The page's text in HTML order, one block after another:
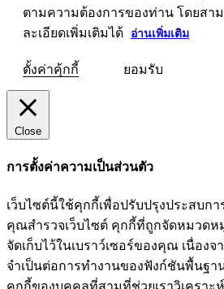
ตามความต้องการของท่าน โดยสา
ละเอียดเพิ่มเติมได้
อ่านเพิ่มเติม
ตั้งค่าคุ้กกี้ ยอมรับ
Close
การตั้งค่าความเป็นส่วนตัว
เว็บไซต์นี้ใช้คุกกี้เพื่อปรับปรุงประสบ
คุณสำรวจเว็บไซต์ คุกกี้ที่ถูกจัดหมวดห
จัดเก็บไว้ในเบราว์เซอร์ของคุณ เนื่อง
จำเป็นต่อการทำงานของฟังก์ชันพื้นฐาน
คุกกี้ของบุคคลที่สามที่ช่วยเราวิเคราะ